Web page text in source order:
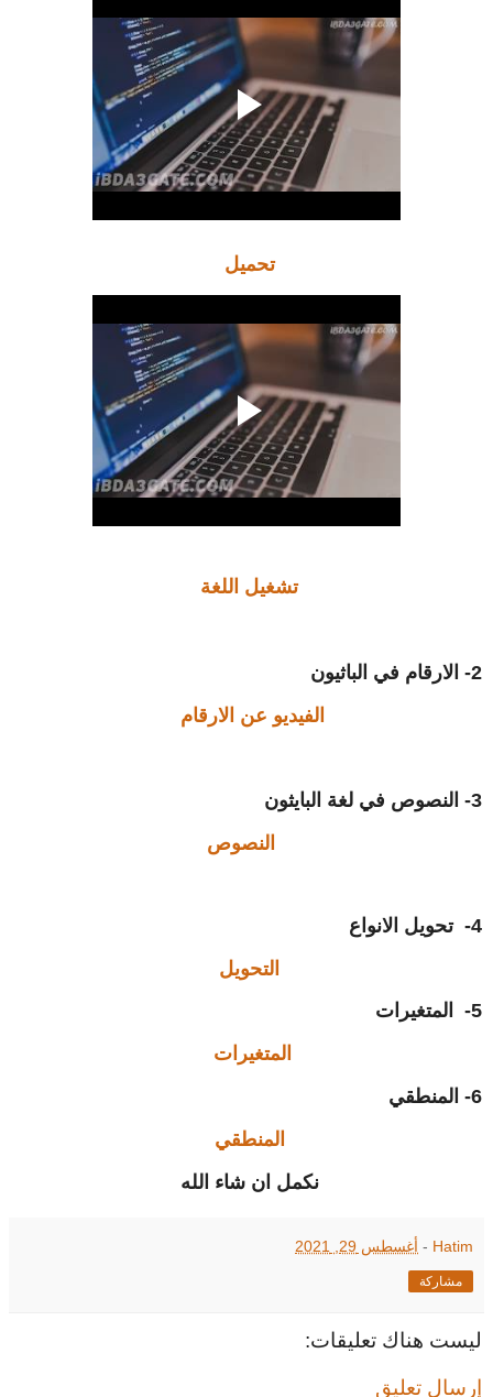
تحميل
تشغيل اللغة
2- الارقام في الباثيون
الفيديو عن الارقام
3- النصوص في لغة البايثون
النصوص
4- تحويل الانواع
التحويل
5- المتغيرات
المتغيرات
6- المنطقي
المنطقي
نكمل ان شاء الله
Hatim
- أغسطس 29, 2021
مشاركة
ليست هناك تعليقات:
إرسال تعليق